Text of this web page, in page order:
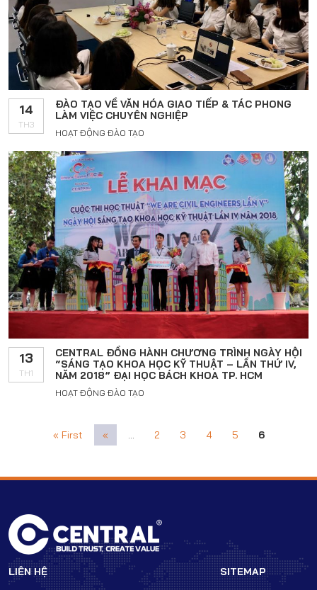
14
TH3
ĐÀO TẠO VỀ VĂN HÓA GIAO TIẾP & TÁC PHONG
LÀM VIỆC CHUYÊN NGHIỆP
HOẠT ĐỘNG ĐÀO TẠO
13
TH1
CENTRAL ĐỒNG HÀNH CHƯƠNG TRÌNH NGÀY HỘI
“SÁNG TẠO KHOA HỌC KỸ THUẬT – LẦN THỨ IV,
NĂM 2018” ĐẠI HỌC BÁCH KHOA TP. HCM
HOẠT ĐỘNG ĐÀO TẠO
« First « ... 2 3 4 5 6
LIÊN HỆ
SITEMAP